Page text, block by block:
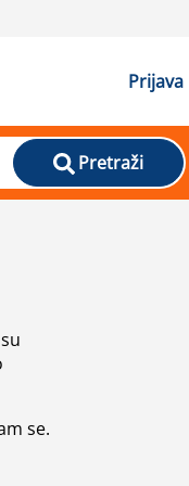
Pretraži
se.